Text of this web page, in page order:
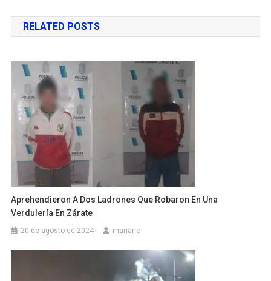
de
entradas
RELATED POSTS
Aprehendieron A Dos Ladrones Que Robaron En Una
Verdulería En Zárate
20 de agosto de 2024 mariano